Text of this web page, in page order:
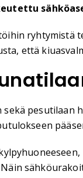
ryhtymistä
että
sekä